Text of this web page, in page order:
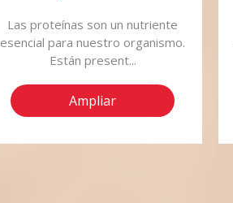
Las proteínas son un nutriente
esencial para nuestro organismo.
Están present...
Ampliar